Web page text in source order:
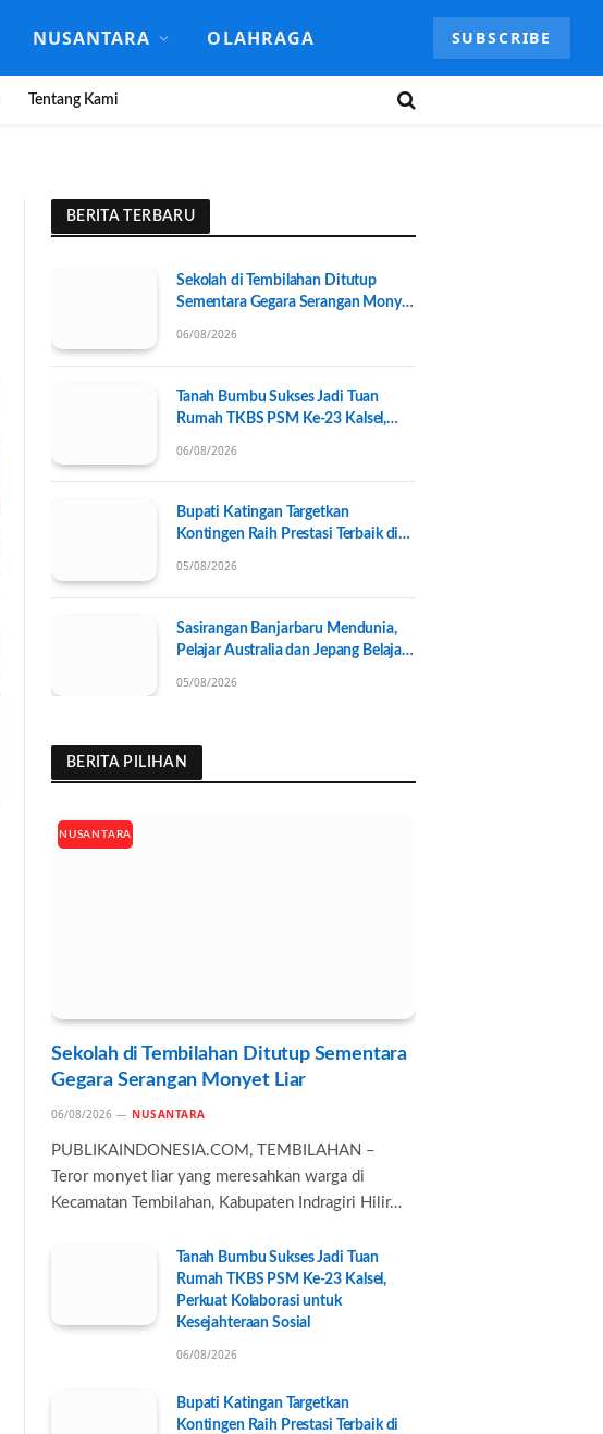
NUSANTARA OLAHRAGA SUBSCRIBE
Tentang Kami
BERITA TERBARU
Sekolah di Tembilahan Ditutup
Sementara Gegara Serangan Monyet
06/08/2026
Tanah Bumbu Sukses Jadi Tuan
Rumah TKBS PSM Ke-23 Kalsel,
06/08/2026
Bupati Katingan Targetkan
Kontingen Raih Prestasi Terbaik di
05/08/2026
Sasirangan Banjarbaru Mendunia,
Pelajar Australia dan Jepang Belajar
05/08/2026
BERITA PILIHAN
NUSANTARA
Sekolah di Tembilahan Ditutup Sementara
Gegara Serangan Monyet Liar
06/08/2026 NUSANTARA
PUBLIKAINDONESIA.COM, TEMBILAHAN –
Teror monyet liar yang meresahkan warga di
Kecamatan Tembilahan, Kabupaten Indragiri Hilir…
Tanah Bumbu Sukses Jadi Tuan
Rumah TKBS PSM Ke-23 Kalsel,
Perkuat Kolaborasi untuk
Kesejahteraan Sosial
06/08/2026
Bupati Katingan Targetkan
Kontingen Raih Prestasi Terbaik di